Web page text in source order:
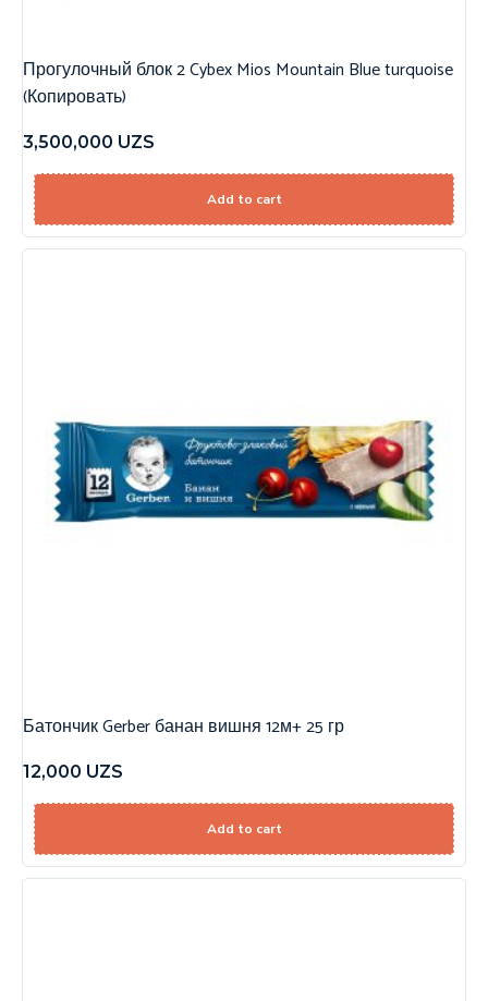
Прогулочный блок 2 Cybex Mios Mountain Blue turquoise
(Копировать)
3,500,000 UZS
Add to cart
Батончик Gerber банан вишня 12м+ 25 гр
12,000 UZS
Add to cart